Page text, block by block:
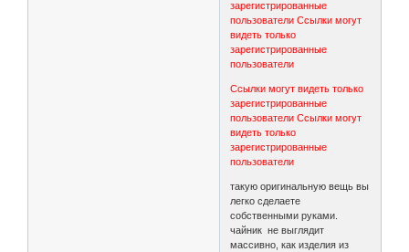
зарегистрированные
пользователи Ссылки могут
видеть только
зарегистрированные
пользователи
Ссылки могут видеть только
зарегистрированные
пользователи Ссылки могут
видеть только
зарегистрированные
пользователи
такую оригинальную вещь вы
легко сделаете
собственными руками.
чайник не выглядит
массивно, как изделия из